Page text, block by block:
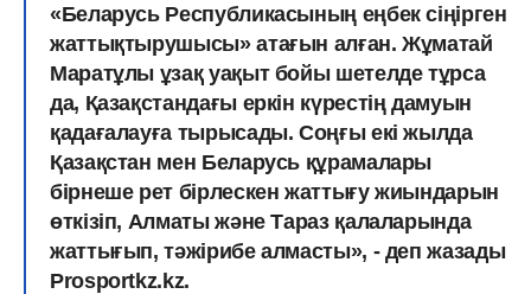
«Беларусь Республикасының еңбек сіңірген
жаттықтырушысы» атағын алған. Жұматай
Маратұлы ұзақ уақыт бойы шетелде тұрса
да, Қазақстандағы еркін күрестің дамуын
қадағалауға тырысады. Соңғы екі жылда
Қазақстан мен Беларусь құрамалары
бірнеше рет бірлескен жаттығу жиындарын
өткізіп, Алматы және Тараз қалаларында
жаттығып, тәжірибе алмасты», - деп жазады
Prosportkz.kz.